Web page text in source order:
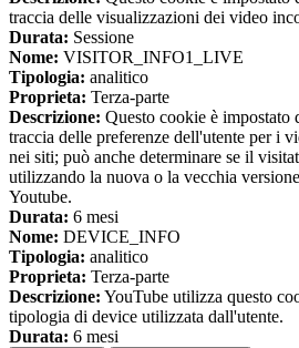
traccia delle visualizzazioni dei video
Durata: Sessione
Nome: VISITOR_INFO1_LIVE
Tipologia: analitico
Proprieta: Terza-parte
Descrizione: Questo cookie è impostato
traccia delle preferenze dell'utente per i
nei siti; può anche determinare se il
utilizzando la nuova o la vecchia
Youtube.
Durata: 6 mesi
Nome: DEVICE_INFO
Tipologia: analitico
Proprieta: Terza-parte
Descrizione: YouTube utilizza questo
tipologia di device utilizzata dall'utente.
Durata: 6 mesi